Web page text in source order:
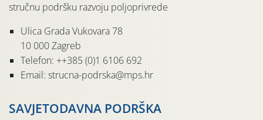
stručnu podršku razvoju poljoprivrede
Ulica Grada Vukovara 78
10 000 Zagreb
Telefon: ++385 (0)1 6106 692
Email: strucna-podrska@mps.hr
SAVJETODAVNA PODRŠKA